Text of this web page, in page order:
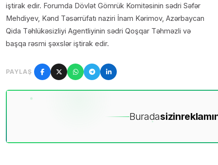
iştirak edir. Forumda Dövlət Gömrük Komitəsinin sədri Səfər
Mehdiyev, Kənd Təsərrüfatı naziri İnam Kərimov, Azərbaycan
Qida Təhlükəsizliyi Agentliyinin sədri Qoşqar Təhməzli və
başqa rəsmi şəxslər iştirak edir.
PAYLAŞ
Buradasizin